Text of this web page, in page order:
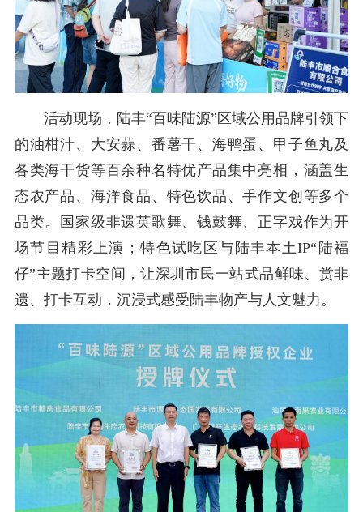
活动现场，陆丰“百味陆源”区域公用品牌引领下
的油柑汁、大安蒜、番薯干、海鸭蛋、甲子鱼丸及
各类海干货等百余种名特优产品集中亮相，涵盖生
态农产品、海洋食品、特色饮品、手作文创等多个
品类。国家级非遗英歌舞、钱鼓舞、正字戏作为开
场节目精彩上演；特色试吃区与陆丰本土IP“陆福
仔”主题打卡空间，让深圳市民一站式品鲜味、赏非
遗、打卡互动，沉浸式感受陆丰物产与人文魅力。